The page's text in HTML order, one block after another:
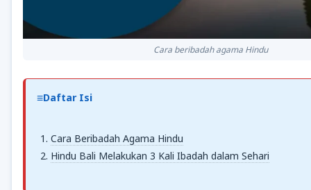
Cara beribadah agama Hindu
Daftar Isi
Cara Beribadah Agama Hindu
Hindu Bali Melakukan 3 Kali Ibadah dalam Sehari